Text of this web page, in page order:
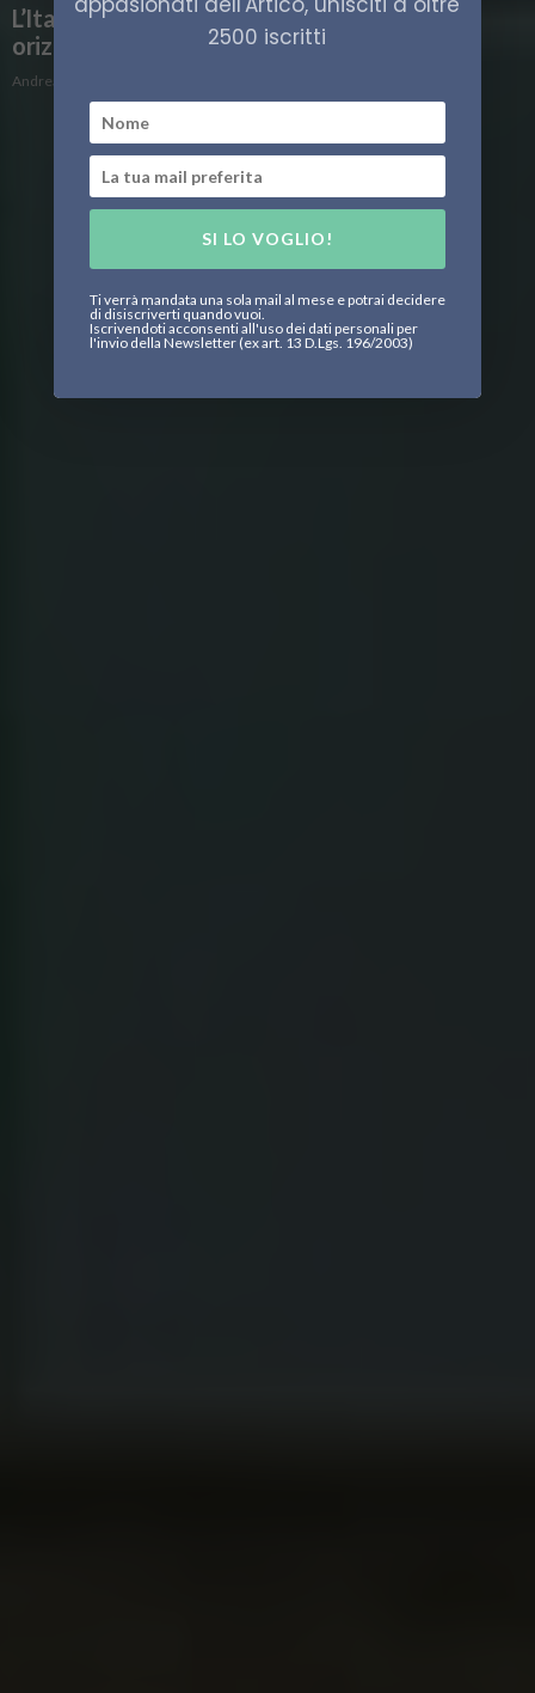
L’Italia in Norvegia, tra economia e nuovi
orizzonti
Andrea Delvescovo
2500 iscritti
SI LO VOGLIO!
Ti verrà mandata una sola mail al mese e potrai decidere
di disiscriverti quando vuoi.
Iscrivendoti acconsenti all'uso dei dati personali per
l'invio della Newsletter (ex art. 13 D.Lgs. 196/2003)